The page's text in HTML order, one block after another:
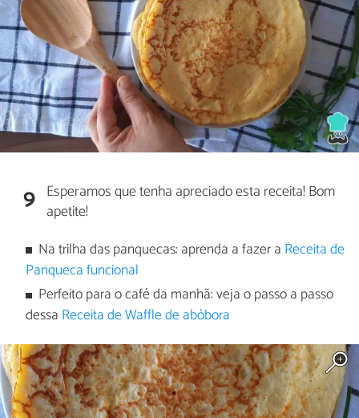
9 Esperamos que tenha apreciado esta receita! Bom
apetite!
Na trilha das panquecas: aprenda a fazer a Receita de
Panqueca funcional
Perfeito para o café da manhã: veja o passo a passo
dessa Receita de Waffle de abóbora